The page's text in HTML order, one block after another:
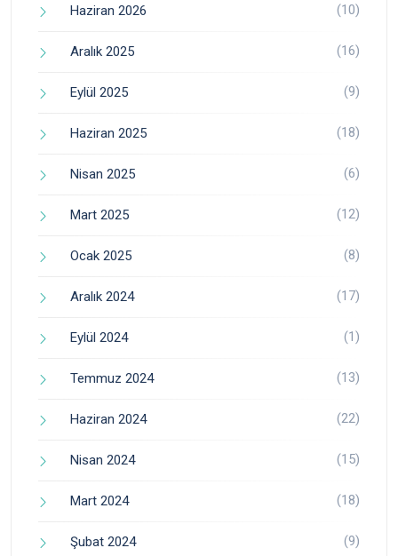
Haziran 2026 (10)
Aralık 2025 (16)
Eylül 2025 (9)
Haziran 2025 (18)
Nisan 2025 (6)
Mart 2025 (12)
Ocak 2025 (8)
Aralık 2024 (17)
Eylül 2024 (1)
Temmuz 2024 (13)
Haziran 2024 (22)
Nisan 2024 (15)
Mart 2024 (18)
Şubat 2024 (9)